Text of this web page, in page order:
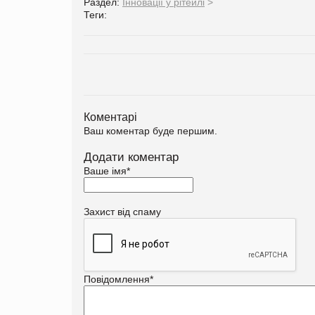
Теги:
Коментарі
Ваш коментар буде першим.
Додати коментар
Ваше імя*
Захист від спаму
Повідомлення*